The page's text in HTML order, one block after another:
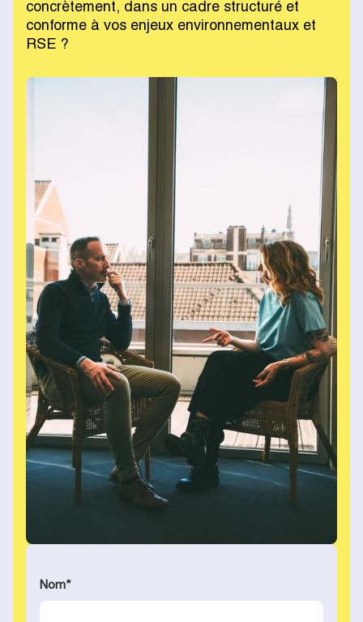
concrètement, dans un cadre structuré et
conforme à vos enjeux environnementaux et
RSE ?
Nom*